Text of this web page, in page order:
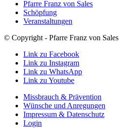
Pfarre Franz von Sales
Schöpfung
Veranstaltungen
© Copyright - Pfarre Franz von Sales
Link zu Facebook
Link zu Instagram
Link zu WhatsApp
Link zu Youtube
Missbrauch & Prävention
Wünsche und Anregungen
Impressum & Datenschutz
Login